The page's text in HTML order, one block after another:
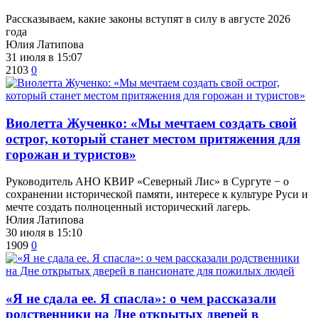
Рассказываем, какие законы вступят в силу в августе 2026
года
Юлия Латипова
31 июля в 15:07
2103 0
Виолетта Жученко: «Мы мечтаем создать свой
острог, который станет местом притяжения для
горожан и туристов»
Руководитель АНО КВИР «Северный Лис» в Сургуте − о
сохранении исторической памяти, интересе к культуре Руси и
мечте создать полноценный исторический лагерь.
Юлия Латипова
30 июля в 15:10
1909 0
​«Я не сдала ее. Я спасла»: о чем рассказали
родственники на Дне открытых дверей в